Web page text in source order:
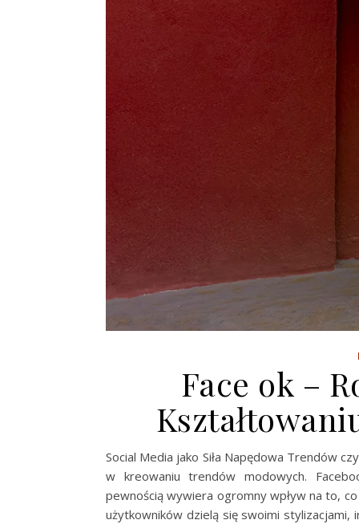
Face ok –
Social Media jako Siła Napędowa Trendów
w kreowaniu trendów modowych.
pewnością wywiera ogromny wpływ na to,
użytkowników dzielą się swoimi